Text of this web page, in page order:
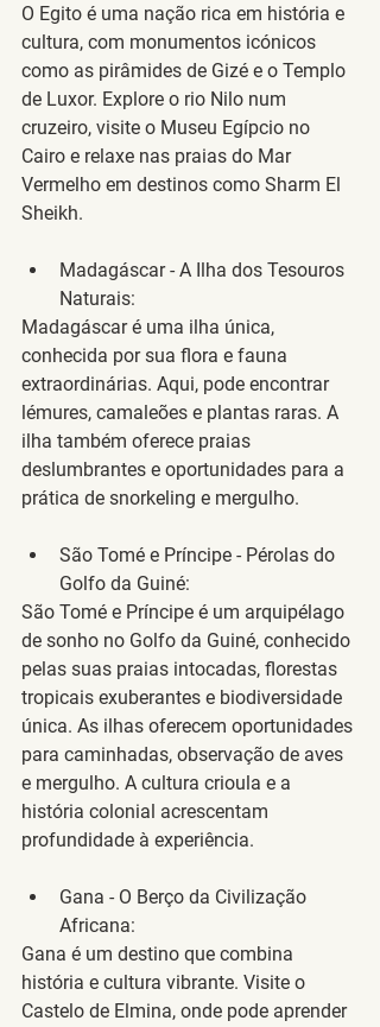
O Egito é uma nação rica em história e
cultura, com monumentos icónicos
como as pirâmides de Gizé e o Templo
de Luxor. Explore o rio Nilo num
cruzeiro, visite o Museu Egípcio no
Cairo e relaxe nas praias do Mar
Vermelho em destinos como Sharm El
Sheikh.
Madagáscar - A Ilha dos Tesouros
Naturais:
Madagáscar é uma ilha única,
conhecida por sua flora e fauna
extraordinárias. Aqui, pode encontrar
lémures, camaleões e plantas raras. A
ilha também oferece praias
deslumbrantes e oportunidades para a
prática de snorkeling e mergulho.
São Tomé e Príncipe - Pérolas do
Golfo da Guiné:
São Tomé e Príncipe é um arquipélago
de sonho no Golfo da Guiné, conhecido
pelas suas praias intocadas, florestas
tropicais exuberantes e biodiversidade
única. As ilhas oferecem oportunidades
para caminhadas, observação de aves
e mergulho. A cultura crioula e a
história colonial acrescentam
profundidade à experiência.
Gana - O Berço da Civilização
Africana:
Gana é um destino que combina
história e cultura vibrante. Visite o
Castelo de Elmina, onde pode aprender